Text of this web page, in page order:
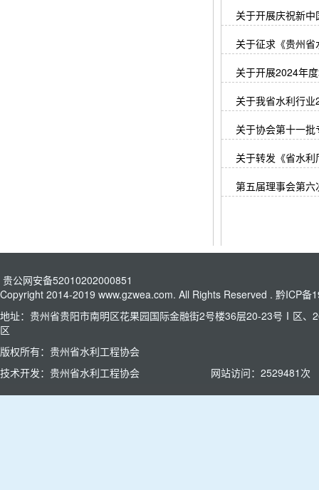
关于开展庆祝新
关于征求《贵州
关于开展2024年
关于我省水利行
关于协会第十一
关于转发《省水
第五届理事会第
贵公网安备52010202000851
Copyright 2014-2019 www.gzwea.com. All Rights Reserved . 黔ICP备
地址：贵州省贵阳市南明区花果园国际金融街2号楼36层20-23号Ⅰ区
区
版权所有：贵州省水利工程协会
技术开发：贵州省水利工程协会
网站访问： 2529481次